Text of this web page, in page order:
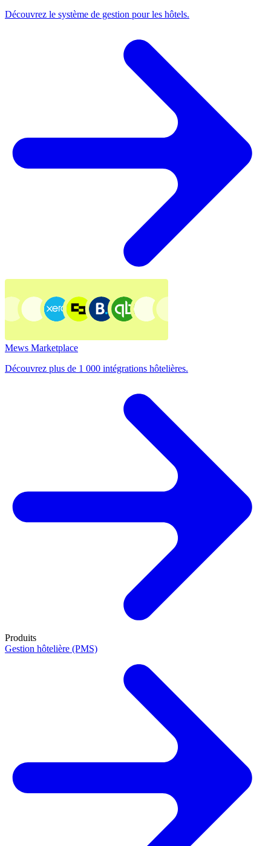
Découvrez le système de gestion pour les hôtels.
Mews Marketplace
Découvrez plus de 1 000 intégrations hôtelières.
Produits
Gestion hôtelière (PMS)